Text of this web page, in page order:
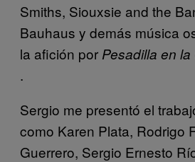
Smiths, Siouxsie and the
Bauhaus y demás música
la afición por Pesadilla en
.
Sergio me presentó el
como Karen Plata, Rodrigo
Guerrero, Sergio Ernesto